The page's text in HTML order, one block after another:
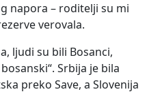
napora – roditelji su mi
verovala.
ljudi su bili Bosanci,
Srbija je bila
preko Save, a Slovenija